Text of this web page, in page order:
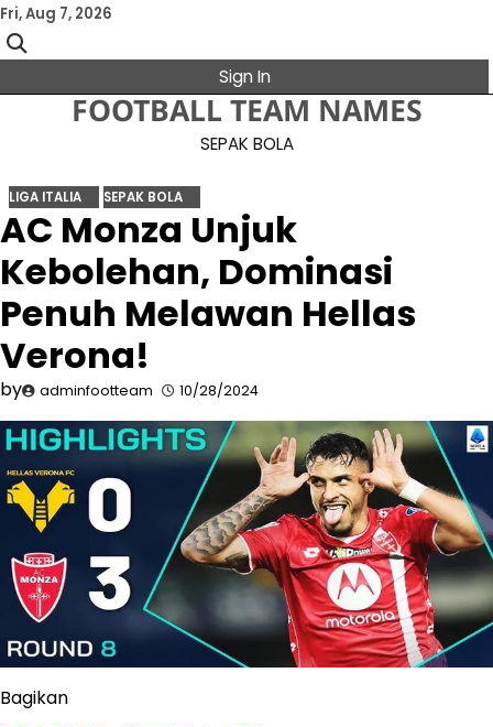
Skip
to
content
Fri, Aug 7, 2026
Sign In
FOOTBALL TEAM NAMES
SEPAK BOLA
LIGA ITALIA SEPAK BOLA
AC Monza Unjuk
Kebolehan, Dominasi
Penuh Melawan Hellas
Verona!
by adminfootteam 10/28/2024
Bagikan